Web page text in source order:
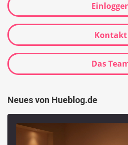
Kontakt
Das
Neues von Hueblog.de